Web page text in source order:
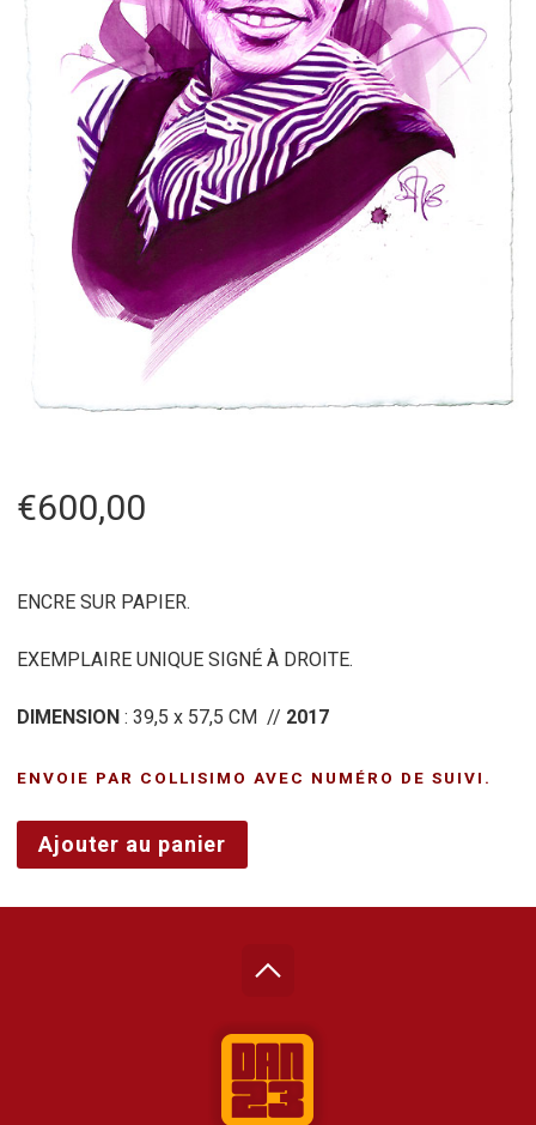
€600,00
ENCRE SUR PAPIER.
EXEMPLAIRE UNIQUE SIGNÉ À DROITE.
DIMENSION: 39,5 x 57,5 CM // 2017
ENVOIE PAR COLLISIMO AVEC NUMÉRO DE SUIVI.
quantité
de
Ajouter au panier